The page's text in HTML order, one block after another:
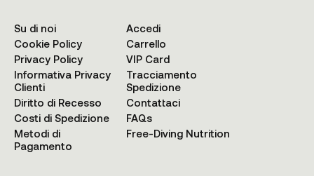
Su di noi
Cookie Policy
Privacy Policy
Informativa Privacy
Clienti
Diritto di Recesso
Costi di Spedizione
Metodi di
Pagamento
Accedi
Carrello
VIP Card
Tracciamento
Spedizione
Contattaci
FAQs
Free-Diving Nutrition